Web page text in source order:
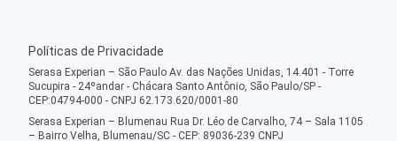
Políticas de Privacidade
Serasa Experian – São Paulo Av. das Nações Unidas, 14.401 - Torre
Sucupira - 24ºandar - Chácara Santo Antônio, São Paulo/SP -
CEP:04794-000 - CNPJ 62.173.620/0001-80
Serasa Experian – Blumenau Rua Dr. Léo de Carvalho, 74 – Sala 1105
– Bairro Velha, Blumenau/SC - CEP: 89036-239 CNPJ